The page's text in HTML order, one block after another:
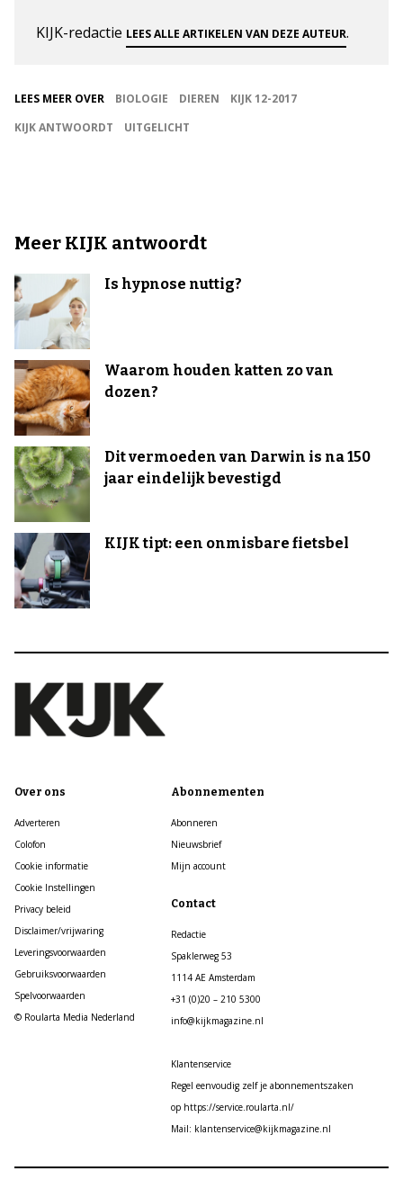
KIJK-redactie LEES ALLE ARTIKELEN VAN DEZE AUTEUR.
LEES MEER OVER BIOLOGIE DIEREN
KIJK 12-2017
KIJK ANTWOORDT
UITGELICHT
Meer KIJK antwoordt
Is hypnose nuttig?
Waarom houden katten zo van
dozen?
Dit vermoeden van Darwin is na 150
jaar eindelijk bevestigd
KIJK tipt: een onmisbare fietsbel
Over ons
Adverteren
Colofon
Cookie informatie
Cookie Instellingen
Privacy beleid
Disclaimer/vrijwaring
Leveringsvoorwaarden
Gebruiksvoorwaarden
Spelvoorwaarden
© Roularta Media Nederland
Abonnementen
Abonneren
Nieuwsbrief
Mijn account
Contact
Redactie
Spaklerweg 53
1114 AE Amsterdam
+31 (0)20 – 210 5300
info@kijkmagazine.nl
Klantenservice
Regel eenvoudig zelf je abonnementszaken
op https://service.roularta.nl/
Mail: klantenservice@kijkmagazine.nl